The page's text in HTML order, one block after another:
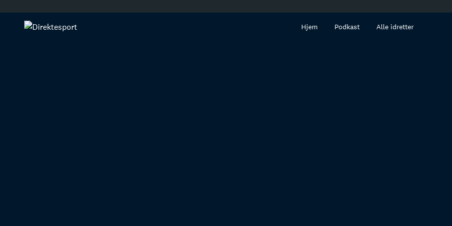
innhold
Hjem Podkast Alle idretter